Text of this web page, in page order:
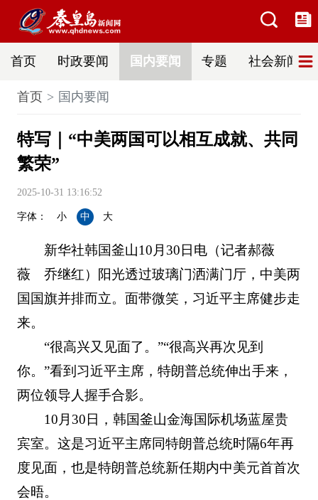
首页 时政要闻 国内要闻 专题 社会新闻
首页 国内要闻
特写｜“中美两国可以相互成就、共同
繁荣”
2025-10-31 13:16:52
字体： 小 中 大
新华社韩国釜山10月30日电（记者郝薇
薇 乔继红）阳光透过玻璃门洒满门厅，中美两
国国旗并排而立。面带微笑，习近平主席健步走
来。
“很高兴又见面了。”“很高兴再次见到
你。”看到习近平主席，特朗普总统伸出手来，
两位领导人握手合影。
10月30日，韩国釜山金海国际机场蓝屋贵
宾室。这是习近平主席同特朗普总统时隔6年再
度见面，也是特朗普总统新任期内中美元首首次
会晤。